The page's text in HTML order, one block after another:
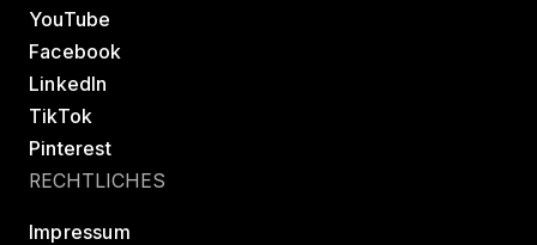
YouTube
Facebook
LinkedIn
TikTok
Pinterest
RECHTLICHES
Impressum